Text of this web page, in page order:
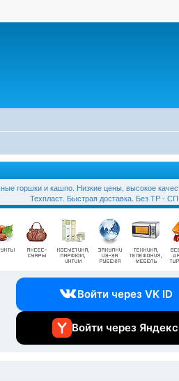
горшки и кашпо. Низкие цены, высокое
Техпласт. Быстрая доставка. Без ТР -
Войти через VK ID
Войти через Яндекс